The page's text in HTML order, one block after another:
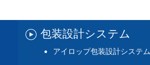
包装設計システム
アイロップ包装設計システム